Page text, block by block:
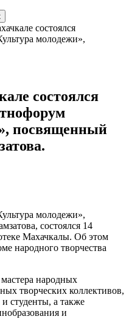
состоялся
молодежи»,
состоялся
посвященный
молодежи»,
состоялся 14
Махачкалы. Об этом
народного творчества
народных
творческих коллективов,
студенты, а также
и